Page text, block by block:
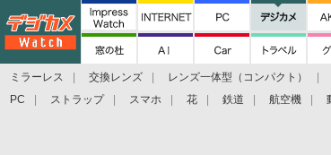
ミラーレス 交換レンズ レンズ一体型（コンパクト）
PC
ストラップ スマホ 花 鉄道 航空機